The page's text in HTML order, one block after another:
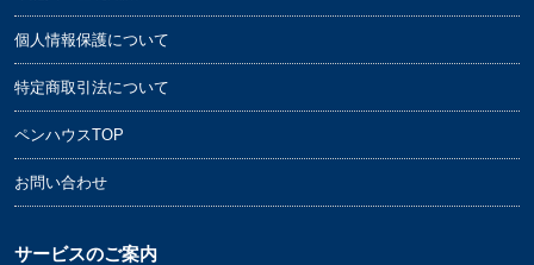
個人情報保護について
特定商取引法について
ペンハウスTOP
お問い合わせ
サービスのご案内